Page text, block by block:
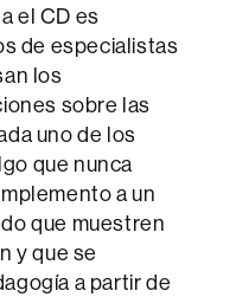
el CD es
de especialistas
los
sobre las
uno de los
que nunca
a un
que muestren
y que se
a partir de